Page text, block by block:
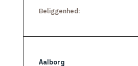
Beliggenhed:
Aalborg